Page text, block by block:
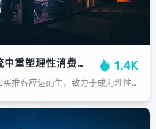
知买推客，在信息洪流中重塑理性消费的导航者，知买推客，信息洪流中的理性消费导航者 1.4K
在信息过载的消费时代，知买推客应运而生，致力于成为理性消费的精准导航者，它不制造喧嚣，而是专注于筛选、甄别与整合，将庞杂的商品信息转化为清晰、可靠且具有深度的消费指南，通过客观评测与真实洞察，知买推客帮助用户穿透营销迷雾，直...